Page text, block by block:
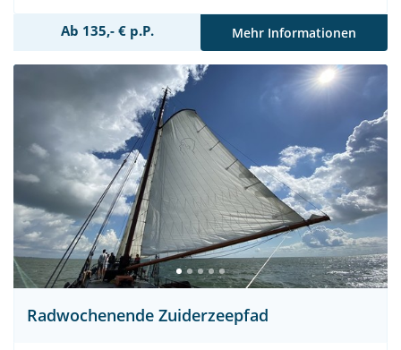
Ab 135,- € p.P. Mehr Informationen
Radwochenende Zuiderzeepfad